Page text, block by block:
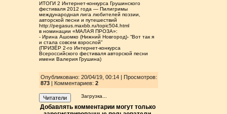
ИТОГИ 2 Интернет-конкурса Грушинского
фестиваля 2012 года — Пилигримы
международная лига любителей поэзии,
авторской песни и путешествий
http://pegasus.maxbb.ru/topic504.html
в номинации «МАЛАЯ ПРОЗА»:
- Ирина Ашомко (Нижний Новгород)- “Вот так я
и стала совсем взрослой”
(ПРИЗЁР 2-го Интернет-конкурса
Всероссийского фестиваля авторской песни
имени Валерия Грушина)
Опубликовано: 20/04/19, 00:14 | Просмотров:
873| Комментариев: 2
Читатели Загрузка...
Добавлять комментарии могут только